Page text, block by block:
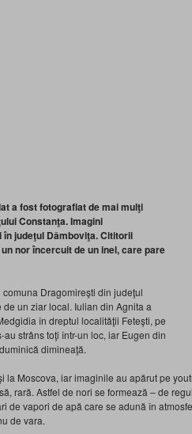
a fost fotografiat de mai mulţi
Constanţa. Imagini
judeţul Dâmboviţa. Cititorii
nor încercuit de un inel, care pare
Dragomireşti din judeţul
un ziar local. Iulian din Agnita a
în dreptul localităţii Feteşti, pe
strâns toţi într-un loc, iar Eugen din
dimineaţă.
la Moscova, iar imaginile au apărut pe
rară. Astfel de nori se formează – de
de vapori de apă care se adună în
de vara.